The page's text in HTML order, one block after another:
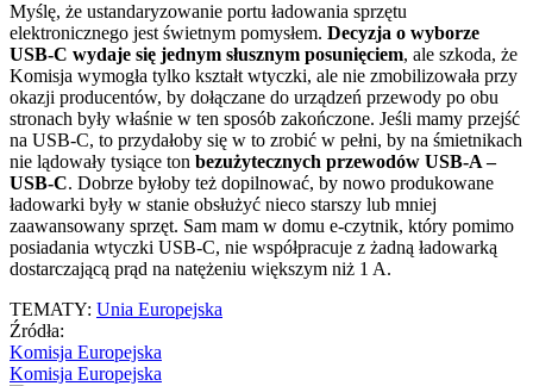
Myślę, że ustandaryzowanie portu ładowania sprzętu
elektronicznego jest świetnym pomysłem. Decyzja o wyborze
USB-C wydaje się jednym słusznym posunięciem, ale szkoda, że
Komisja wymogła tylko kształt wtyczki, ale nie zmobilizowała przy
okazji producentów, by dołączane do urządzeń przewody po obu
stronach były właśnie w ten sposób zakończone. Jeśli mamy przejść
na USB-C, to przydałoby się w to zrobić w pełni, by na śmietnikach
nie lądowały tysiące ton bezużytecznych przewodów USB-A –
USB-C. Dobrze byłoby też dopilnować, by nowo produkowane
ładowarki były w stanie obsłużyć nieco starszy lub mniej
zaawansowany sprzęt. Sam mam w domu e-czytnik, który pomimo
posiadania wtyczki USB-C, nie współpracuje z żadną ładowarką
dostarczającą prąd na natężeniu większym niż 1 A.
TEMATY: Unia Europejska
Źródła:
Komisja Europejska
Komisja Europejska